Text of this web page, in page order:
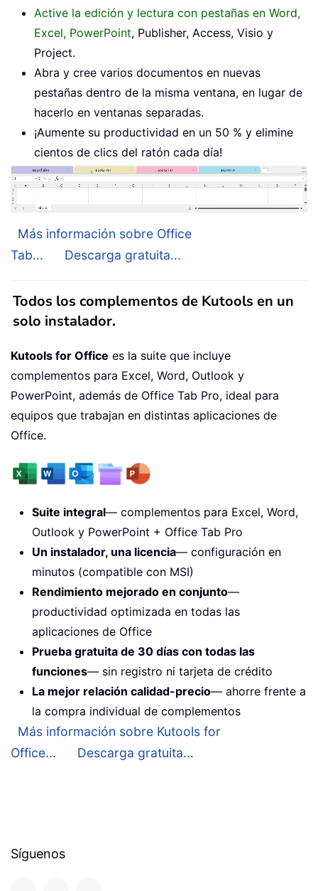
Active la edición y lectura con pestañas en Word,
Excel, PowerPoint, Publisher, Access, Visio y
Project.
Abra y cree varios documentos en nuevas
pestañas dentro de la misma ventana, en lugar de
hacerlo en ventanas separadas.
¡Aumente su productividad en un 50 % y elimine
cientos de clics del ratón cada día!
Más información sobre Office
Tab...
Descarga gratuita...
Todos los complementos de Kutools en un
solo instalador.
Kutools for Office es la suite que incluye
complementos para Excel, Word, Outlook y
PowerPoint, además de Office Tab Pro, ideal para
equipos que trabajan en distintas aplicaciones de
Office.
Suite integral— complementos para Excel, Word,
Outlook y PowerPoint + Office Tab Pro
Un instalador, una licencia— configuración en
minutos (compatible con MSI)
Rendimiento mejorado en conjunto—
productividad optimizada en todas las
aplicaciones de Office
Prueba gratuita de 30 días con todas las
funciones— sin registro ni tarjeta de crédito
La mejor relación calidad-precio— ahorre frente a
la compra individual de complementos
Más información sobre Kutools for
Office...
Descarga gratuita...
Síguenos